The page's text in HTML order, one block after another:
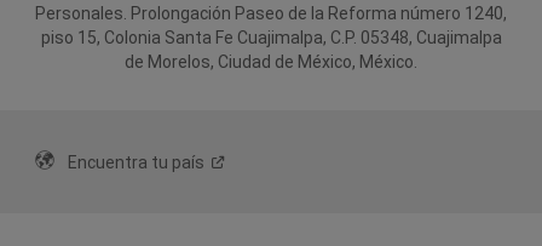
Personales. Prolongación Paseo de la Reforma número 1240,
piso 15, Colonia Santa Fe Cuajimalpa, C.P. 05348, Cuajimalpa
de Morelos, Ciudad de México, México.
Encuentra tu país